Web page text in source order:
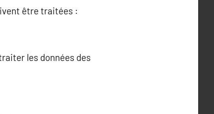
être traitées :
les données des